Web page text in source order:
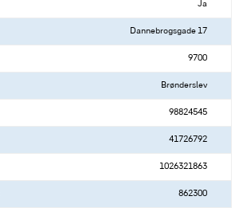
Ja
Dannebrogsgade 17
9700
Brønderslev
98824545
41726792
1026321863
862300